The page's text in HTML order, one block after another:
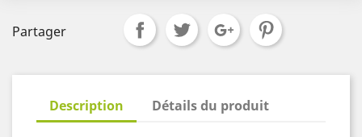
Partager
Description Détails du produit